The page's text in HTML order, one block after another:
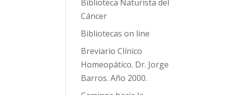
Biblioteca Naturista del
Cáncer
Bibliotecas on line
Breviario Clínico
Homeopático. Dr. Jorge
Barros. Año 2000.